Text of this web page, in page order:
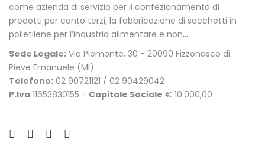
come azienda di servizio per il confezionamento di
prodotti per conto terzi, la fabbricazione di sacchetti in
polietilene per l’industria alimentare e non...
Sede Legale: Via Piemonte, 30 - 20090 Fizzonasco di
Pieve Emanuele (MI)
Telefono: 02 90721121 / 02 90429042
P.Iva 11653830155 - Capitale Sociale € 10.000,00